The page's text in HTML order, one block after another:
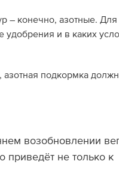
конечно, азотные.
удобрения и в каких
подкормка
возобновлении
приведёт не только к